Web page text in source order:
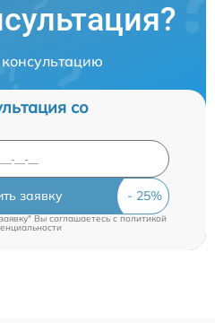
со
заявку
Вы соглашаетесь cполитикой